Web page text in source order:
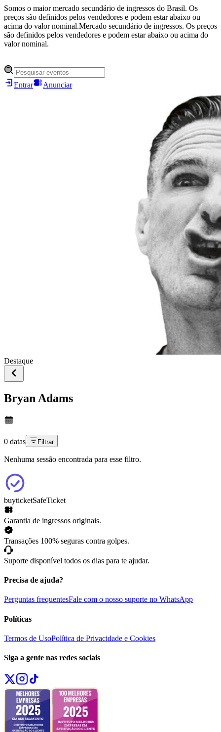
Somos o maior mercado secundário de ingressos do Brasil. Os
preços são definidos pelos vendedores e podem estar abaixo ou
acima do valor nominal.Mercado secundário de ingressos. Os preços
são definidos pelos vendedores e podem estar abaixo ou acima do
valor nominal.
Entrar Anunciar
Destaque
Bryan Adams
0 datas Filtrar
Nenhuma sessão encontrada para esse filtro.
buyticketSafeTicket
Garantia de ingressos originais.
Transações 100% seguras contra golpes.
Suporte disponível todos os dias para te ajudar.
Precisa de ajuda?
Perguntas frequentesFale com o nosso suporte no WhatsApp
Políticas
Termos de UsoPolítica de Privacidade e Cookies
Siga a gente nas redes sociais